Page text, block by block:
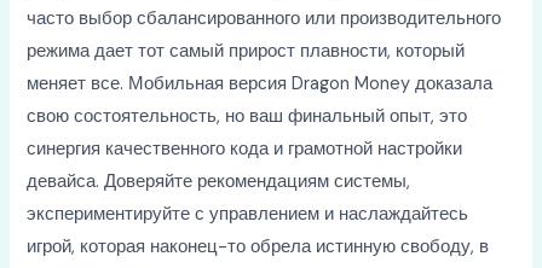
часто выбор сбалансированного или производительного
режима дает тот самый прирост плавности, который
меняет все. Мобильная версия Dragon Money доказала
свою состоятельность, но ваш финальный опыт, это
синергия качественного кода и грамотной настройки
девайса. Доверяйте рекомендациям системы,
экспериментируйте с управлением и наслаждайтесь
игрой, которая наконец-то обрела истинную свободу, в